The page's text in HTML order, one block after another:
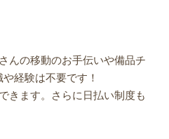
んの移動のお手伝いや備品チ
経験は不要です！
きます。さらに日払い制度も